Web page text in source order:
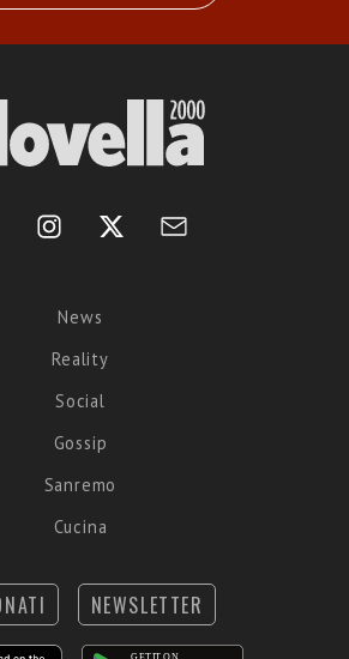
News
Reality
Social
Gossip
Sanremo
Cucina
NEWSLETTER